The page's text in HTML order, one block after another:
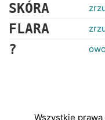
SKÓRA
FLARA
?
Wszystkie